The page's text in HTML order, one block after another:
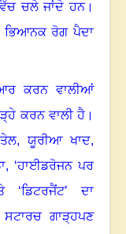
ਚਲੇ ਜਾਂਦੇ ਹਨ।
ਭਿਆਨਕ ਰੋਗ ਪੈਦਾ
ਕਰਨ ਵਾਲੀਆਂ
ਕਰਨ ਵਾਲੀ ਹੈ ।
, ਯੂਰੀਆ ਖਾਦ,
‘ਹਾਈਡਰੋਜਨ ਪਰ
ਦਾ
ਗਾੜ੍ਹਪਣ